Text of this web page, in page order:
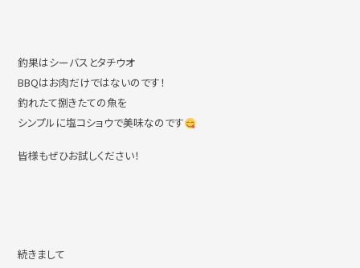
釣果はシーバスとタチウオ
BBQはお肉だけではないのです！
釣れたて捌きたての魚を
シンプルに塩コショウで美味なのです
皆様もぜひお試しください！
続きまして